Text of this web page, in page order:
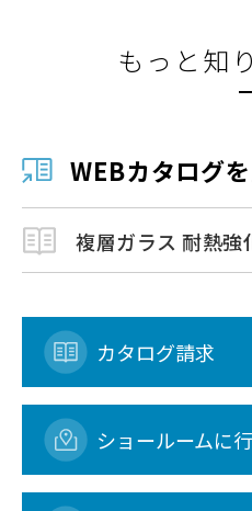
もっと知
WEBカタログ
複層ガラス 耐熱強
カタログ請求
ショールームに